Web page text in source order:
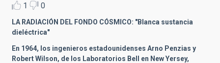
1 0
LA RADIACIÓN DEL FONDO CÓSMICO: "Blanca sustancia
dieléctrica"
En 1964, los ingenieros estadounidenses Arno Penzias y
Robert Wilson, de los Laboratorios Bell en New Yersey,